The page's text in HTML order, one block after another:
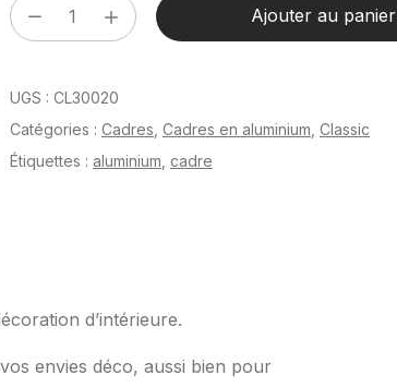
quantité
de
Blanc
brillant
24
Ajouter au panier
UGS : CL30020
Catégories : Cadres Cadres en aluminium Classic
Étiquettes : aluminium cadre
d’intérieure.
envies déco, aussi bien pour